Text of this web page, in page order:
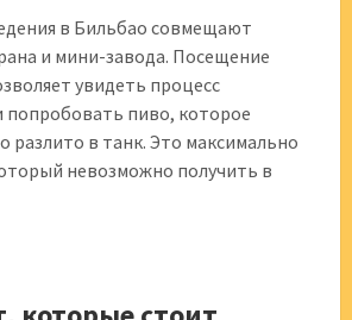
в Бильбао совмещают
и мини-завода. Посещение
увидеть процесс
попробовать пиво, которое
разлито в танк. Это максимально
невозможно получить в